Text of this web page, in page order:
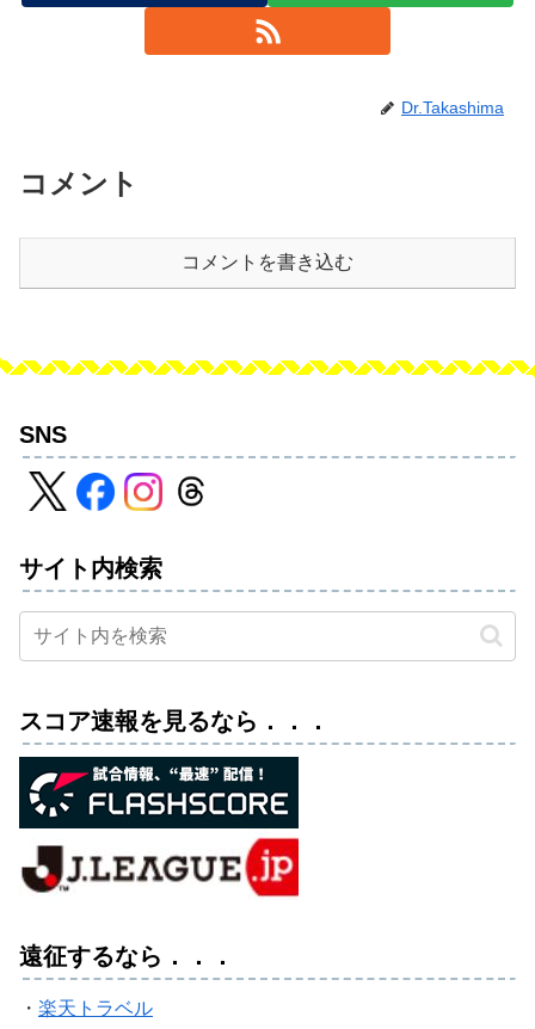
Dr.Takashima
コメント
コメントを書き込む
SNS
サイト内検索
スコア速報を見るなら．．．
遠征するなら．．．
・ 楽天トラベル